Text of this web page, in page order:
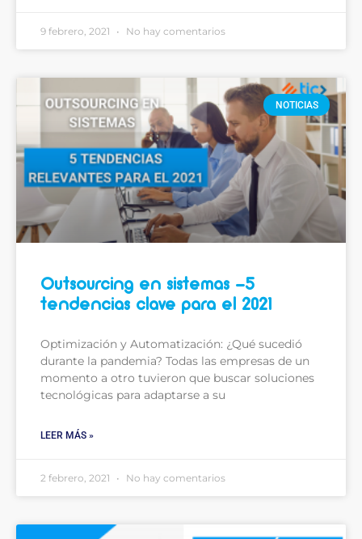
9 febrero, 2021 No hay comentarios
NOTICIAS
Outsourcing en sistemas -5
tendencias clave para el 2021
Optimización y Automatización: ¿Qué sucedió
durante la pandemia? Todas las empresas de un
momento a otro tuvieron que buscar soluciones
tecnológicas para adaptarse a su
LEER MÁS »
2 febrero, 2021 No hay comentarios